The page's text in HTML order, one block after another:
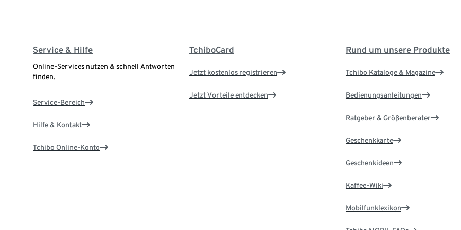
Service & Hilfe
Online-Services nutzen & schnell Antworten
finden.
Service-Bereich
Hilfe & Kontakt
Tchibo Online-Konto
TchiboCard
Jetzt kostenlos registrieren
Jetzt Vorteile entdecken
Rund um unsere Produkte
Tchibo Kataloge & Magazine
Bedienungsanleitungen
Ratgeber & Größenberater
Geschenkkarte
Geschenkideen
Kaffee-Wiki
Mobilfunklexikon